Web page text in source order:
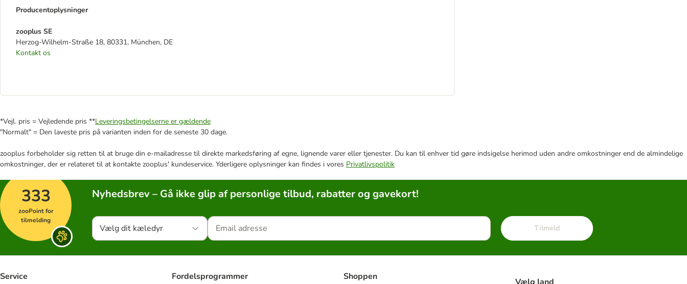
Producentoplysninger
zooplus SE
Herzog-Wilhelm-Straße 18, 80331, München, DE
Kontakt os
*Vejl. pris = Vejledende pris **Leveringsbetingelserne er gældende
"Normalt" = Den laveste pris på varianten inden for de seneste 30 dage.
zooplus forbeholder sig retten til at bruge din e-mailadresse til direkte markedsføring af egne, lignende varer eller tjenester. Du kan til enhver tid gøre indsigelse herimod uden andre omkostninger end de almindelige
omkostninger, der er relateret til at kontakte zooplus' kundeservice. Yderligere oplysninger kan findes i vores Privatlivspolitik
333
zooPoint for
tilmelding
Nyhedsbrev – Gå ikke glip af personlige tilbud, rabatter og gavekort!
Vælg dit kæledyr Tilmeld
Service Fordelsprogrammer Shoppen